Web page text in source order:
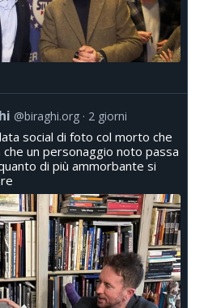
@biraghi.org 2 giorni
social di foto col morto che
un personaggio noto passa
di più ammorbante si